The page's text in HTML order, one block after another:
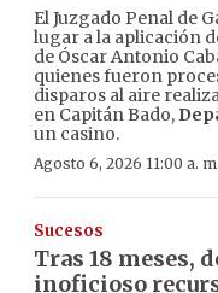
El Juzgado Penal de
lugar a la aplicación
de Óscar Antonio
quienes fueron
disparos al aire
en Capitán Bado,
un casino.
Agosto 6, 2026 11:00 a. m.
Sucesos
Tras 18 meses,
inoficioso